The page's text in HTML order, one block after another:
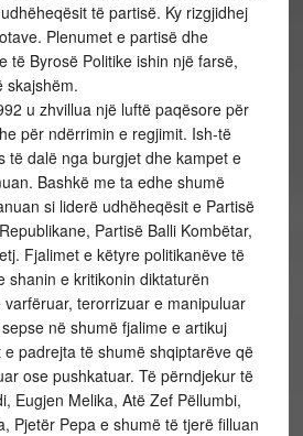
të partisë. Ky rizgjidhej
Plenumet e partisë dhe
të Byrosë Politike ishin një farsë,
skajshëm.
u zhvillua një luftë paqësore për
për ndërrimin e regjimit. Ish-të
të dalë nga burgjet dhe kampet e
Bashkë me ta edhe shumë
si liderë udhëheqësit e Partisë
Partisë Balli Kombëtar,
Fjalimet e këtyre politikanëve të
shanin e kritikonin diktaturën
terorrizuar e manipuluar
në shumë fjalime e artikuj
padrejta të shumë shqiptarëve që
ose pushkatuar. Të përndjekur të
Eugjen Melika, Atë Zef Pëllumbi,
Pjetër Pepa e shumë të tjerë filluan